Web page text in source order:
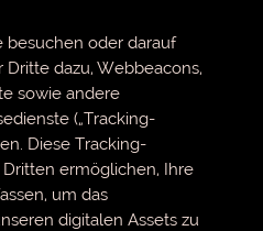
besuchen oder darauf
dazu, Webbeacons,
sowie andere
(„Tracking-
Diese Tracking-
ermöglichen, Ihre
um das
digitalen Assets zu